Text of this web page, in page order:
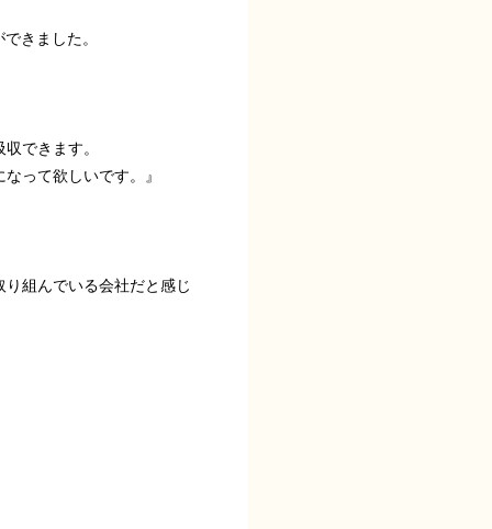
きました。
できます。
って欲しいです。』
組んでいる会社だと感じ